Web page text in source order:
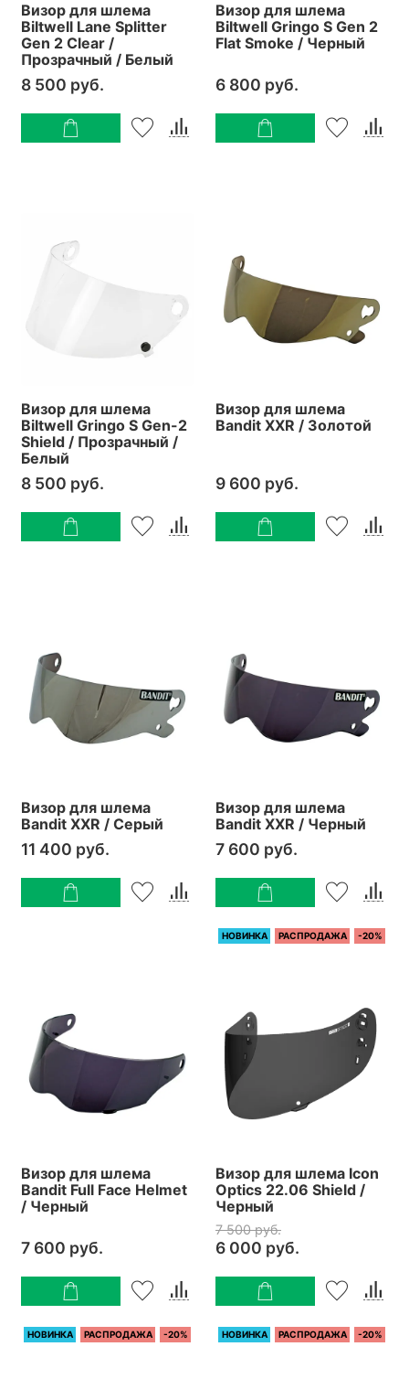
Визор для шлема
Biltwell Lane Splitter
Gen 2 Clear /
Прозрачный / Белый
8 500 руб.
Визор для шлема
Biltwell Gringo S Gen 2
Flat Smoke / Черный
6 800 руб.
Визор для шлема
Biltwell Gringo S Gen-2
Shield / Прозрачный /
Белый
8 500 руб.
Визор для шлема
Bandit XXR / Золотой
9 600 руб.
Визор для шлема
Bandit XXR / Серый
11 400 руб.
Визор для шлема
Bandit XXR / Черный
7 600 руб.
Визор для шлема
Bandit Full Face Helmet
/ Черный
7 600 руб.
НОВИНКА РАСПРОДАЖА -20%
Визор для шлема Icon
Optics 22.06 Shield /
Черный
7 500 руб.
6 000 руб.
НОВИНКА РАСПРОДАЖА -20% НОВИНКА РАСПРОДАЖА -20%